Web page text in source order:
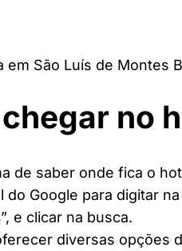
em São Luís de Montes
no
de saber onde fica o
do Google para digitar
”, e clicar na busca.
diversas opções